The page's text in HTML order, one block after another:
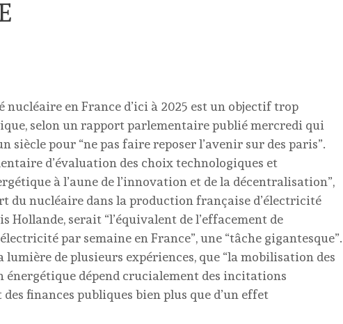
en France d’ici à 2025 est un objectif trop
selon un rapport parlementaire publié mercredi qui
siècle pour “ne pas faire reposer l’avenir sur des paris”.
d’évaluation des choix technologiques et
à l’aune de l’innovation et de la décentralisation”,
du nucléaire dans la production française d’électricité
Hollande, serait “l’équivalent de l’effacement de
par semaine en France”, une “tâche gigantesque”.
lumière de plusieurs expériences, que “la mobilisation des
énergétique dépend crucialement des incitations
finances publiques bien plus que d’un effet